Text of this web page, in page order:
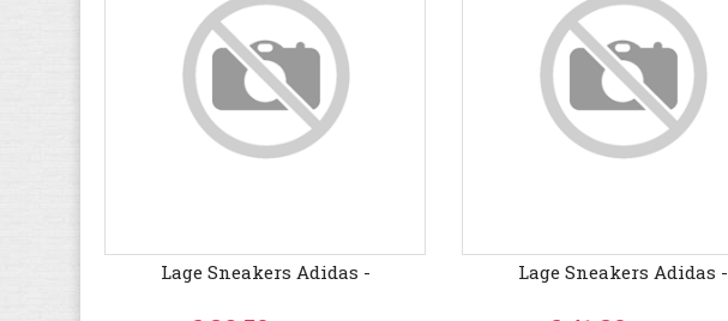
Lage Sneakers Adidas - Lage Sneakers Adidas -